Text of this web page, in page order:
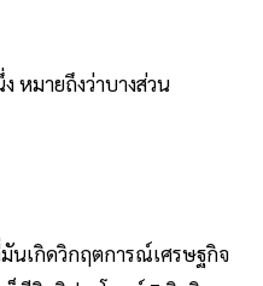
หมายถึงว่าบางส่วน
นเกิดวิกฤตการณ์เศรษฐกิจ